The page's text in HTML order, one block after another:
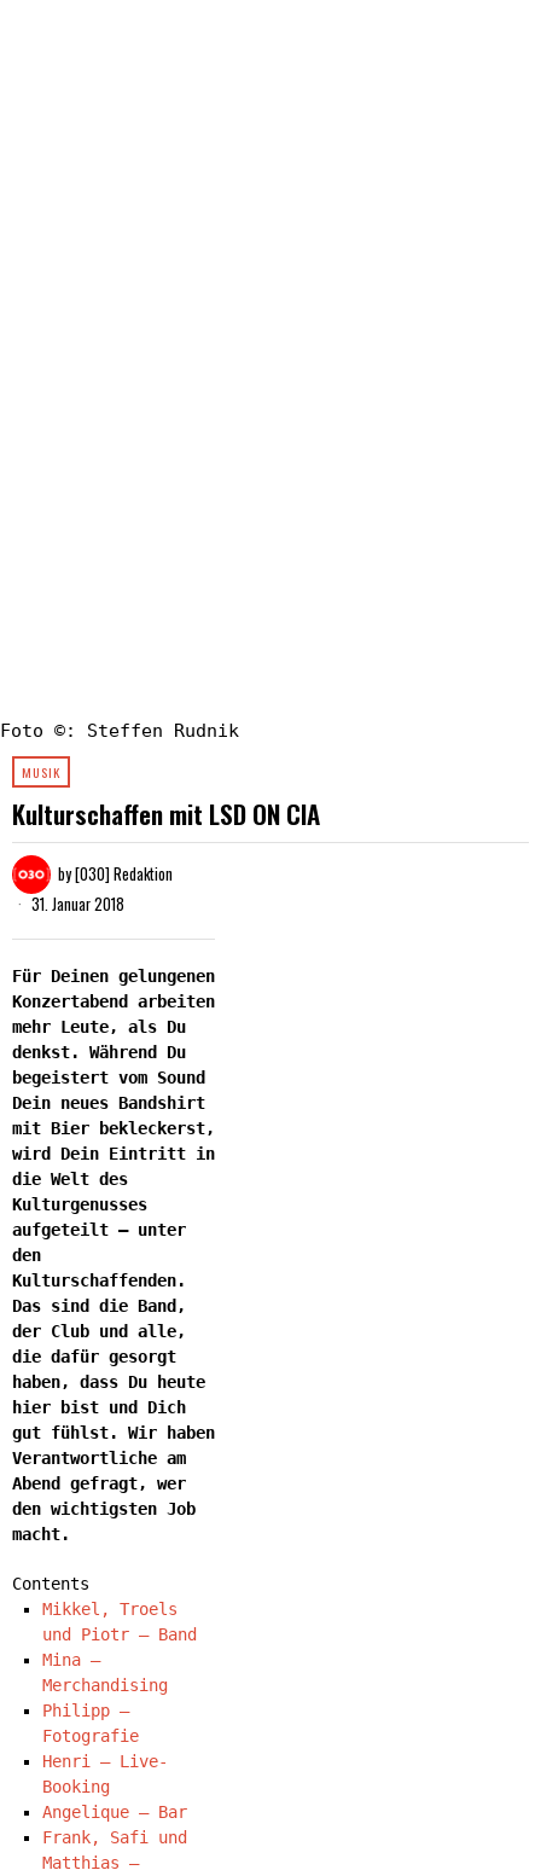
Foto ©: Steffen Rudnik
MUSIK
Kulturschaffen mit LSD ON CIA
by[030] Redaktion
31. Januar 2018
Für Deinen gelungenen
Konzertabend arbeiten
mehr Leute, als Du
denkst. Während Du
begeistert vom Sound
Dein neues Bandshirt
mit Bier bekleckerst,
wird Dein Eintritt in
die Welt des
Kulturgenusses
aufgeteilt – unter
den
Kulturschaffenden.
Das sind die Band,
der Club und alle,
die dafür gesorgt
haben, dass Du heute
hier bist und Dich
gut fühlst. Wir haben
Verantwortliche am
Abend gefragt, wer
den wichtigsten Job
macht.
Contents
Mikkel, Troels
und Piotr – Band
Mina –
Merchandising
Philipp –
Fotografie
Henri – Live-
Booking
Angelique – Bar
Frank, Safi und
Matthias –